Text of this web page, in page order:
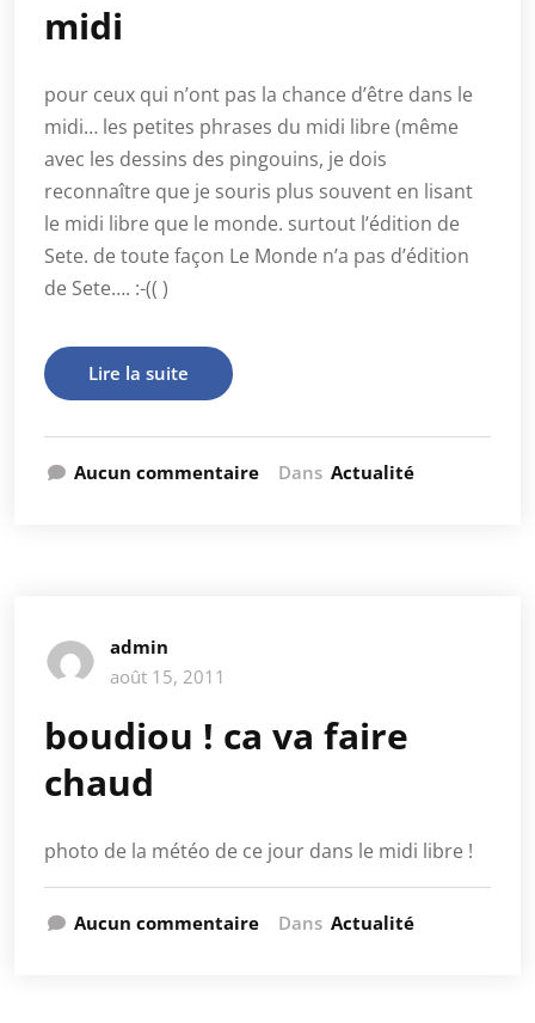
midi
pour ceux qui n’ont pas la chance d’être dans le
midi… les petites phrases du midi libre (même
avec les dessins des pingouins, je dois
reconnaître que je souris plus souvent en lisant
le midi libre que le monde. surtout l’édition de
Sete. de toute façon Le Monde n’a pas d’édition
de Sete…. :-(( )
Lire la suite
Aucun commentaire Dans Actualité
admin
août 15, 2011
boudiou ! ca va faire
chaud
photo de la météo de ce jour dans le midi libre !
Aucun commentaire Dans Actualité